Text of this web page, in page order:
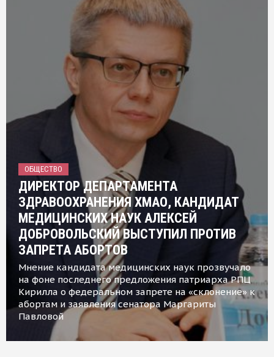
ОБЩЕСТВО
ДИРЕКТОР ДЕПАРТАМЕНТА
ЗДРАВООХРАНЕНИЯ ХМАО, КАНДИДАТ
МЕДИЦИНСКИХ НАУК АЛЕКСЕЙ
ДОБРОВОЛЬСКИЙ ВЫСТУПИЛ ПРОТИВ
ЗАПРЕТА АБОРТОВ
Мнение кандидата медицинских наук прозвучало
на фоне последнего предложения патриарха РПЦ
Кирилла о федеральном запрете на «склонение» к
абортам и заявления сенатора Маргариты
Павловой